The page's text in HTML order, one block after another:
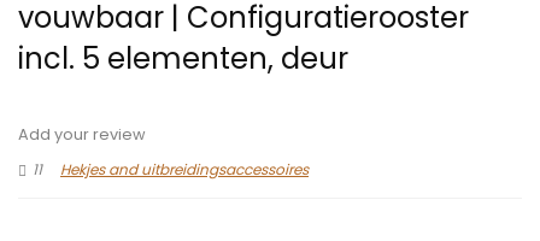
vouwbaar | Configuratierooster
incl. 5 elementen, deur
Add your review
11
Hekjes and uitbreidingsaccessoires